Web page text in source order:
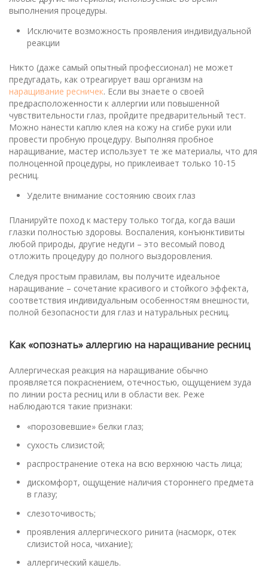
выполнения процедуры.
Исключите возможность проявления индивидуальной
реакции
Никто (даже самый опытный профессионал) не может
предугадать, как отреагирует ваш организм на
наращивание ресничек. Если вы знаете о своей
предрасположенности к аллергии или повышенной
чувствительности глаз, пройдите предварительный тест.
Можно нанести каплю клея на кожу на сгибе руки или
провести пробную процедуру. Выполняя пробное
наращивание, мастер использует те же материалы, что для
полноценной процедуры, но приклеивает только 10-15
ресниц.
Уделите внимание состоянию своих глаз
Планируйте поход к мастеру только тогда, когда ваши
глазки полностью здоровы. Воспаления, конъюнктивиты
любой природы, другие недуги – это весомый повод
отложить процедуру до полного выздоровления.
Следуя простым правилам, вы получите идеальное
наращивание – сочетание красивого и стойкого эффекта,
соответствия индивидуальным особенностям внешности,
полной безопасности для глаз и натуральных ресниц.
Как «опознать» аллергию на наращивание ресниц
Аллергическая реакция на наращивание обычно
проявляется покраснением, отечностью, ощущением зуда
по линии роста ресниц или в области век. Реже
наблюдаются такие признаки:
«порозовевшие» белки глаз;
сухость слизистой;
распространение отека на всю верхнюю часть лица;
дискомфорт, ощущение наличия стороннего предмета
в глазу;
слезоточивость;
проявления аллергического ринита (насморк, отек
слизистой носа, чихание);
аллергический кашель.